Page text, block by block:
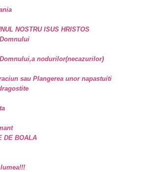
NOSTRU ISUS HRISTOS
nodurilor(necazurilor)
sau Plangerea unor napastuiti
DE BOALA